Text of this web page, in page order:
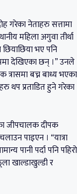
गरेका नेताहरु सत्तामा
महिला अगुवा तीर्था
भए पनि
देखिएका छन् ।” उनले
त्रासमा बच्न बाध्य भएका
थप प्रताडित हुने गरेका
जीपचालक दीपक
पाइएन । “यात्रा
पानी पर्दा पनि पहिरो
खाल्डाखुल्डी र